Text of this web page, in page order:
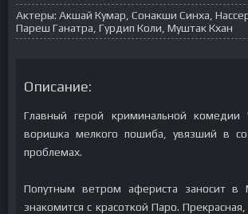
Актеры: Акшай Кумар, Сонакши Синха,
Пареш Ганатра, Гурдип Коли, Муштак Кхан
Описание:
Главный герой криминальной
воришка мелкого пошиба, увязший в
проблемах.
Попутным ветром афериста заносит в
знакомится с красоткой Паро.